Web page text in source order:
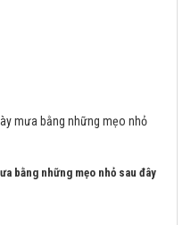
bằng những mẹo nhỏ sau đây